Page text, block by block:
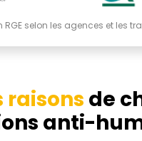
selon les agences et les
raisons de
anti-